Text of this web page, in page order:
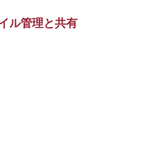
ル管理と共有